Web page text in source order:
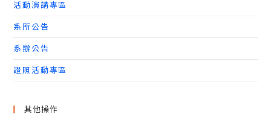
活動演講專區
系所公告
系辦公告
證照活動專區
其他操作